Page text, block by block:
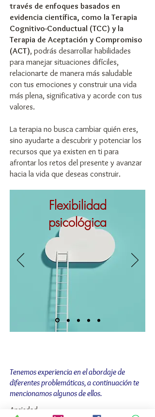
través de enfoques basados en
evidencia científica, como la Terapia
Cognitivo-Conductual (TCC) y la
Terapia de Aceptación y Compromiso
(ACT), podrás desarrollar habilidades
para manejar situaciones difíciles,
relacionarte de manera más saludable
con tus emociones y construir una vida
más plena, significativa y acorde con tus
valores.
La terapia no busca cambiar quién eres,
sino ayudarte a descubrir y potenciar los
recursos que ya existen en ti para
afrontar los retos del presente y avanzar
hacia la vida que deseas construir.
Flexibilidad
psicológica
Tenemos experiencia en el abordaje de
diferentes problemáticas, a continuación te
mencionamos algunos de ellos.
Ansiedad